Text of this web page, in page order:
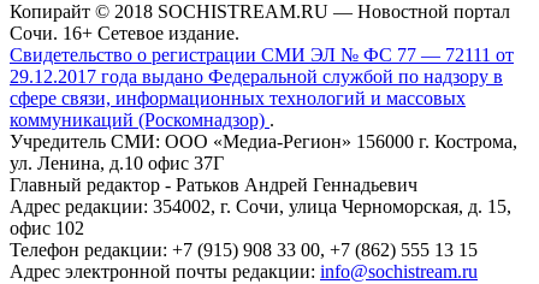
Копирайт © 2018 SOCHISTREAM.RU — Новостной портал
Сочи. 16+ Сетевое издание.
Свидетельство о регистрации СМИ ЭЛ № ФС 77 — 72111 от
29.12.2017 года выдано Федеральной службой по надзору в
сфере связи, информационных технологий и массовых
коммуникаций (Роскомнадзор) .
Учредитель СМИ: ООО «Медиа-Регион» 156000 г. Кострома,
ул. Ленина, д.10 офис 37Г
Главный редактор - Ратьков Андрей Геннадьевич
Адрес редакции: 354002, г. Сочи, улица Черноморская, д. 15,
офис 102
Телефон редакции: +7 (915) 908 33 00, +7 (862) 555 13 15
Адрес электронной почты редакции: info@sochistream.ru